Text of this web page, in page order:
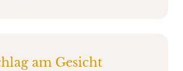
am Gesicht